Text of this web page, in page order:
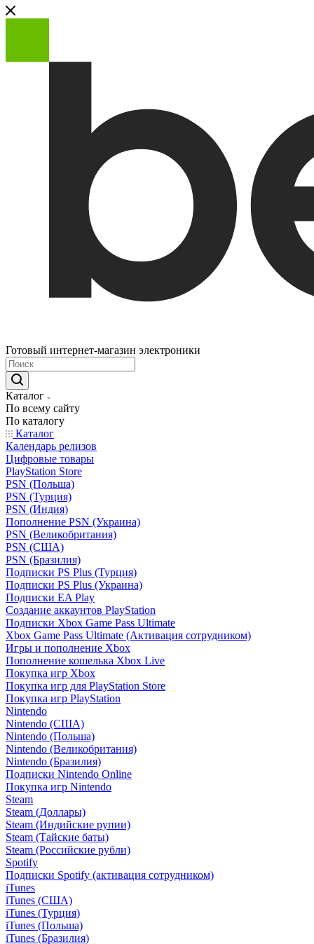
Готовый интернет-магазин электроники
Каталог
По всему сайту
По каталогу
Каталог
Календарь релизов
Цифровые товары
PlayStation Store
PSN (Польша)
PSN (Турция)
PSN (Индия)
Пополнение PSN (Украина)
PSN (Великобритания)
PSN (США)
PSN (Бразилия)
Подписки PS Plus (Турция)
Подписки PS Plus (Украина)
Подписки EA Play
Создание аккаунтов PlayStation
Подписки Xbox Game Pass Ultimate
Xbox Game Pass Ultimate (Активация сотрудником)
Игры и пополнение Xbox
Пополнение кошелька Xbox Live
Покупка игр Xbox
Покупка игр для PlayStation Store
Покупка игр PlayStation
Nintendo
Nintendo (США)
Nintendo (Польша)
Nintendo (Великобритания)
Nintendo (Бразилия)
Подписки Nintendo Online
Покупка игр Nintendo
Steam
Steam (Доллары)
Steam (Индийские рупии)
Steam (Тайские баты)
Steam (Российские рубли)
Spotify
Подписки Spotify (активация сотрудником)
iTunes
iTunes (США)
iTunes (Турция)
iTunes (Польша)
iTunes (Бразилия)